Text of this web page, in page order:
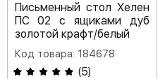
Письменный стол Хелен
ПС 02 с ящиками дуб
золотой крафт/белый
Код товара: 184678
(5)